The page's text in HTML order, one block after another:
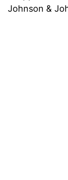
Johnson &